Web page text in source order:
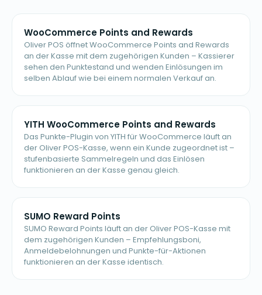
WooCommerce Points and Rewards
Oliver POS öffnet WooCommerce Points and Rewards
an der Kasse mit dem zugehörigen Kunden – Kassierer
sehen den Punktestand und wenden Einlösungen im
selben Ablauf wie bei einem normalen Verkauf an.
YITH WooCommerce Points and Rewards
Das Punkte-Plugin von YITH für WooCommerce läuft an
der Oliver POS-Kasse, wenn ein Kunde zugeordnet ist –
stufenbasierte Sammelregeln und das Einlösen
funktionieren an der Kasse genau gleich.
SUMO Reward Points
SUMO Reward Points läuft an der Oliver POS-Kasse mit
dem zugehörigen Kunden – Empfehlungsboni,
Anmeldebelohnungen und Punkte-für-Aktionen
funktionieren an der Kasse identisch.